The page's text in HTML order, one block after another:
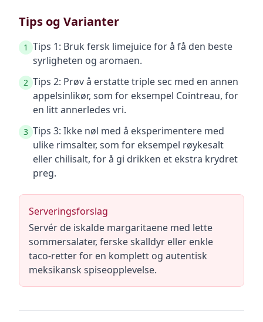
Tips og Varianter
1 Tips 1: Bruk fersk limejuice for å få den beste
syrligheten og aromaen.
2 Tips 2: Prøv å erstatte triple sec med en annen
appelsinlikør, som for eksempel Cointreau, for
en litt annerledes vri.
3 Tips 3: Ikke nøl med å eksperimentere med
ulike rimsalter, som for eksempel røykesalt
eller chilisalt, for å gi drikken et ekstra krydret
preg.
Serveringsforslag
Servér de iskalde margaritaene med lette
sommersalater, ferske skalldyr eller enkle
taco-retter for en komplett og autentisk
meksikansk spiseopplevelse.